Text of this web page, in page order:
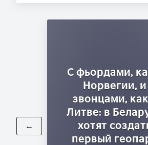
←
С фьордами,
Норвегии, и
звонцами,
Литве: в
хотят
первый